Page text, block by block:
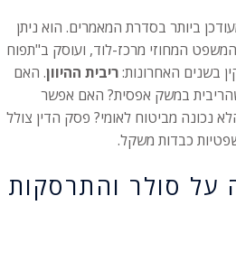
ביותר בסדרת המאמרים. הוא ניתן
המחוזי מרכז-לוד, ועוסק ב"תפוח
בשנים האחרונות:ריבית ההיוון. האם
שהריבית במשק אפסית? האם אפשר
נכונה מביטוח לאומי? פסק הדין צולל
כבדות משקל.
סולר והתרסקות